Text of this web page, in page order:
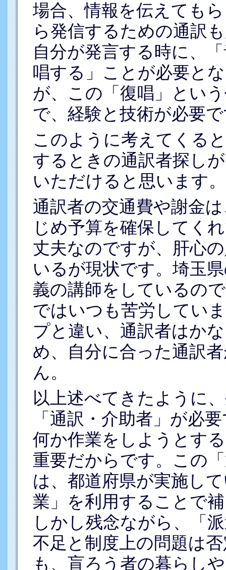
場合、情報を伝えても
ら発信するための通訳
自分が発言する時に、
唱する」ことが必要と
が、この「復唱」とい
で、経験と技術が必要
このように考えてくる
するときの通訳者探し
いただけると思います。
通訳者の交通費や謝金
じめ予算を確保してく
丈夫なのですが、肝心
いるが現状です。埼玉
義の講師をしているの
ではいつも苦労してい
プと違い、通訳者はか
め、自分に合った通訳
ん。
以上述べてきたように
「通訳・介助者」が必
何か作業をしようとす
重要だからです。この
は、都道府県が実施し
業」を利用することで
しかし残念ながら、「
不足と制度上の問題は
も、盲ろう者の暮らし